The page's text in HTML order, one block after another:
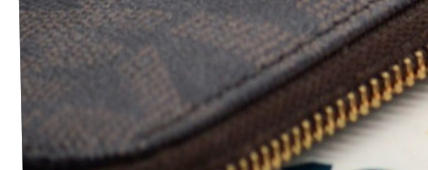
Volt Deutschland Merchandise Shop
Unsere Events
Deine Spende für Volt!